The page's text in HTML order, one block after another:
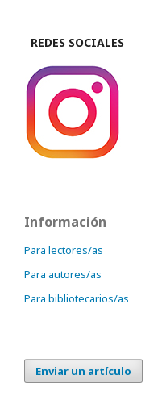
REDES SOCIALES
Información
Para lectores/as
Para autores/as
Para bibliotecarios/as
Enviar un artículo